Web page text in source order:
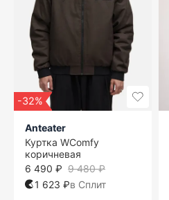
-32%
Anteater
Куртка WComfy
коричневая
9 480 ₽
6 490 ₽
1 623 ₽в Сплит